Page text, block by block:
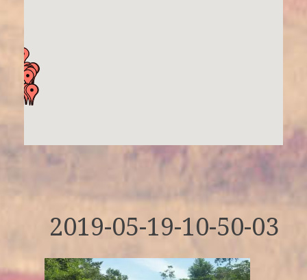
2019-05-19-10-50-03